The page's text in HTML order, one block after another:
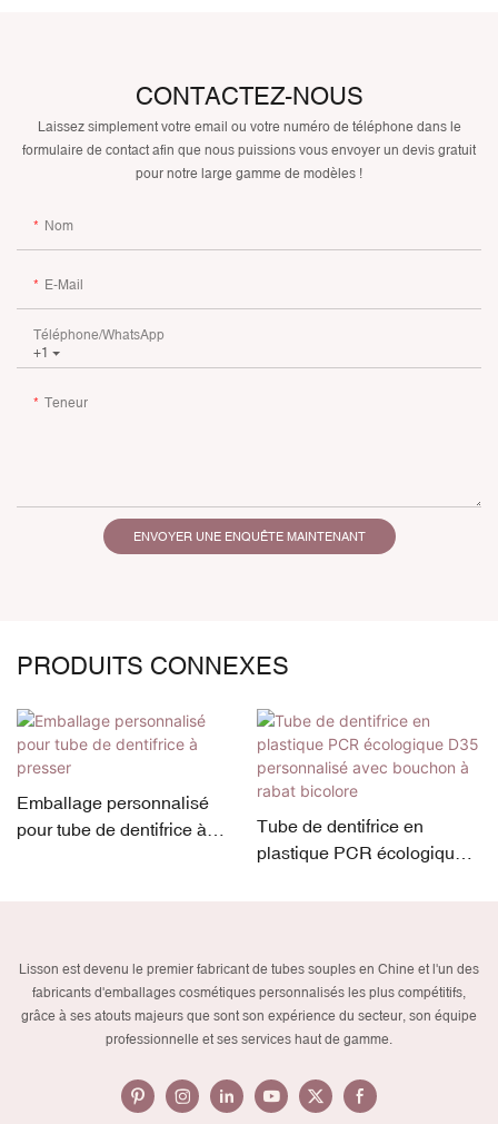
CONTACTEZ-NOUS
Laissez simplement votre email ou votre numéro de téléphone dans le
formulaire de contact afin que nous puissions vous envoyer un devis gratuit
pour notre large gamme de modèles !
Nom
E-Mail
+1
Téléphone/WhatsApp
Teneur
ENVOYER UNE ENQUÊTE MAINTENANT
PRODUITS CONNEXES
Emballage personnalisé
pour tube de dentifrice à
Tube de dentifrice en
plastique PCR écologique
Lisson est devenu le premier fabricant de tubes souples en Chine et l'un des
fabricants d'emballages cosmétiques personnalisés les plus compétitifs,
grâce à ses atouts majeurs que sont son expérience du secteur, son équipe
professionnelle et ses services haut de gamme.